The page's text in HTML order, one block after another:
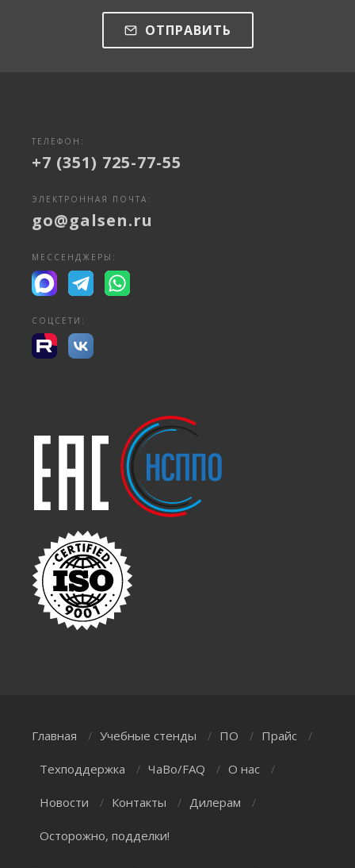
ОТПРАВИТЬ
ТЕЛЕФОН:
+7 (351) 725-77-55
ЭЛЕКТРОННАЯ ПОЧТА:
go@galsen.ru
МЕССЕНДЖЕРЫ:
СОЦСЕТИ:
Главная / Учебные стенды / ПО / Прайс /
Техподдержка / ЧаВо/FAQ / О нас /
Новости / Контакты / Дилерам /
Осторожно, подделки!